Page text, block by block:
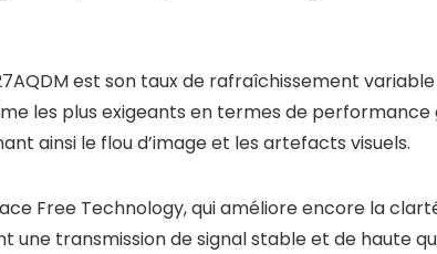
est son taux de rafraîchissement
les plus exigeants en termes de
ainsi le flou d’image et les artefacts visuels.
Free Technology, qui améliore encore la
une transmission de signal stable et de haute